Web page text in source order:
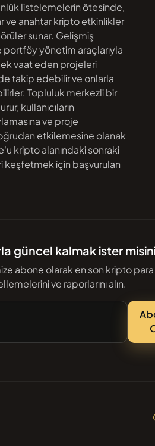
listelemelerin ötesinde,
ve anahtar kripto etkinlikler
sunar. Gelişmiş
portföy yönetim araçlarıyla
vaat eden projeleri
takip edebilir ve onlarla
Topluluk merkezli bir
kullanıcıların
ve proje
etkilemesine olanak
kripto alanındaki sonraki
keşfetmek için başvurulan
güncel kalmak ister
abone olarak en son kripto para
ve raporlarını alın.